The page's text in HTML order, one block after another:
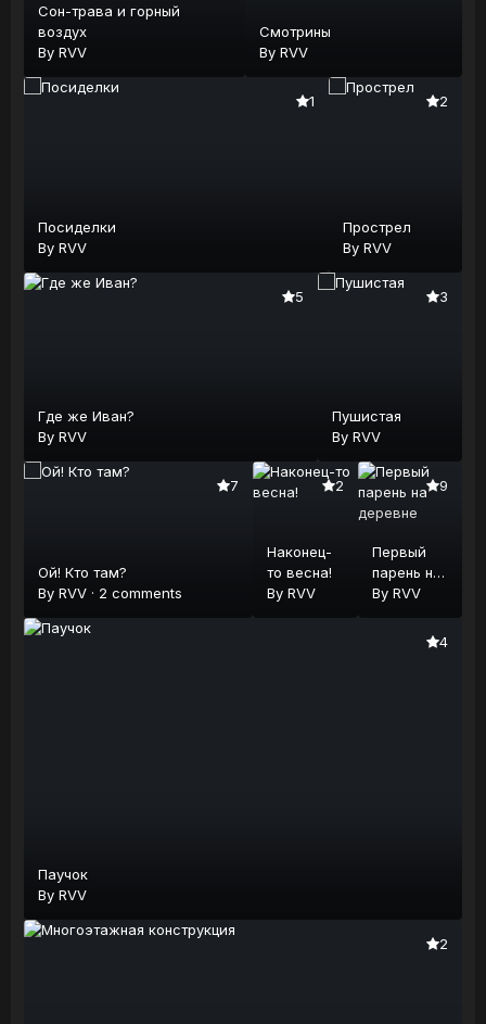
Сон-трава и горный
воздух
By RVV
Смотрины
ByRVV
1
Посиделки
By RVV
2
Прострел
ByRVV
5
Где же Иван?
By RVV
3
Пушистая
By RVV
7
Ой! Кто там?
By RVV · 2 comments
2
Наконец-
то весна!
ByRVV
9
Первый
парень на
деревне
By RVV
4
Паучок
By RVV
2